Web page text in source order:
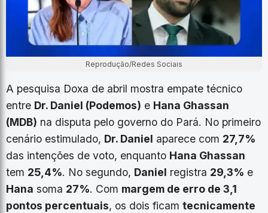
Reprodução/Redes Sociais
A pesquisa Doxa de abril mostra empate técnico
entre Dr. Daniel (Podemos) e Hana Ghassan
(MDB) na disputa pelo governo do Pará. No primeiro
cenário estimulado, Dr. Daniel aparece com 27,7%
das intenções de voto, enquanto Hana Ghassan
tem 25,4%. No segundo, Daniel registra 29,3% e
Hana soma 27%. Com margem de erro de 3,1
pontos percentuais, os dois ficam tecnicamente